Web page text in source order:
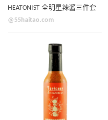
HEATONIST 全明星辣酱三件套
@55haitao.com